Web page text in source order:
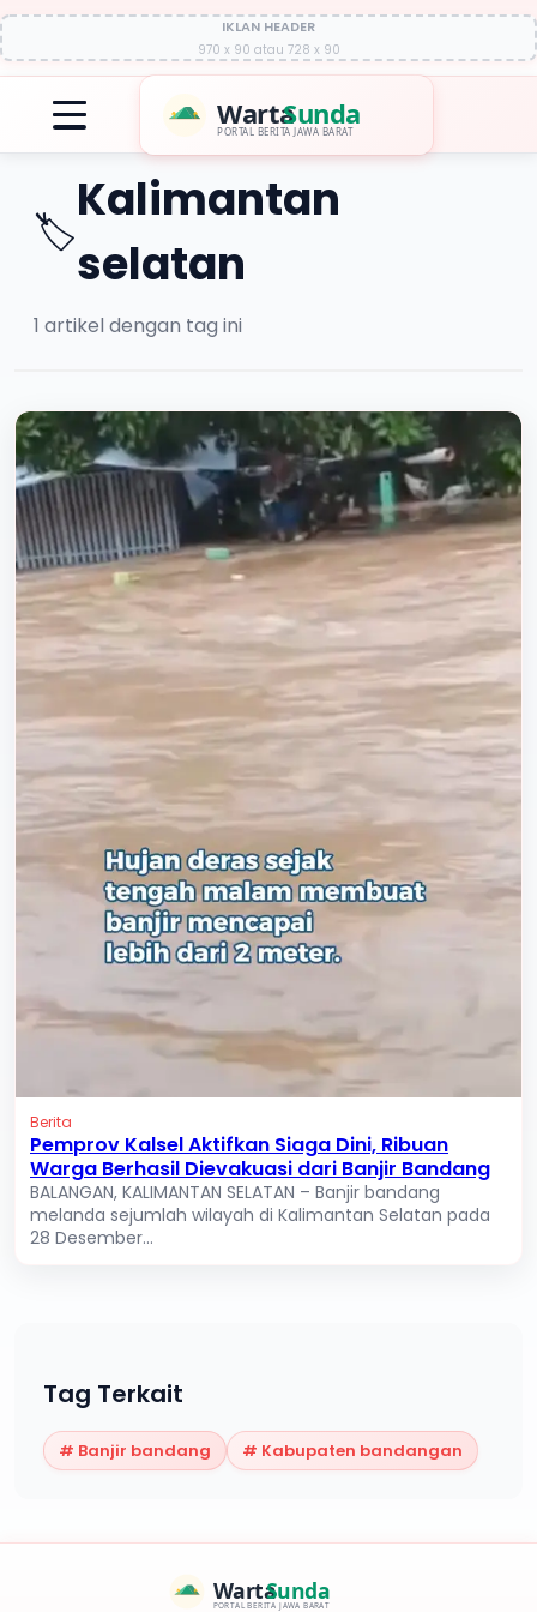
IKLAN HEADER
970 x 90 atau 728 x 90
WartaSunda
PORTAL BERITA JAWA BARAT
🏷️
Kalimantan
selatan
1 artikel dengan tag ini
Berita
Pemprov Kalsel Aktifkan Siaga Dini, Ribuan
Warga Berhasil Dievakuasi dari Banjir Bandang
BALANGAN, KALIMANTAN SELATAN – Banjir bandang
melanda sejumlah wilayah di Kalimantan Selatan pada
28 Desember...
Tag Terkait
# Banjir bandang # Kabupaten bandangan
WartaSunda
PORTAL BERITA JAWA BARAT